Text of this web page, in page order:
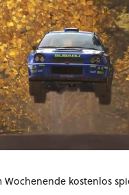
Wochenende kostenlos